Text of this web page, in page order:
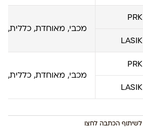
PRK
LASIK
מכבי, מאוחדת, כללית,
PRK
LASIK
מכבי, מאוחדת, כללית,
לשיתוף הכתבה לחצו